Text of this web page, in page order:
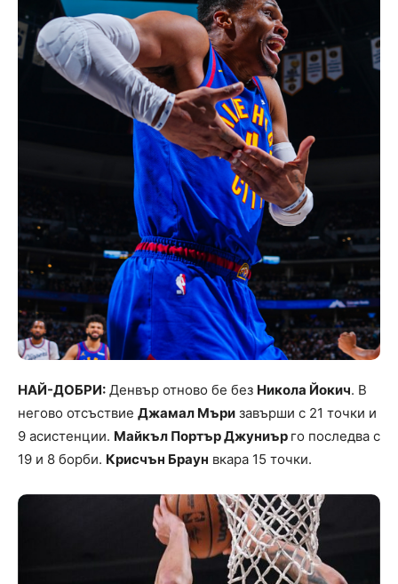
НАЙ-ДОБРИ: Денвър отново бе без Никола Йокич. В
негово отсъствие Джамал Мъри завърши с 21 точки и
9 асистенции. Майкъл Портър Джуниър го последва с
19 и 8 борби. Крисчън Браун вкара 15 точки.